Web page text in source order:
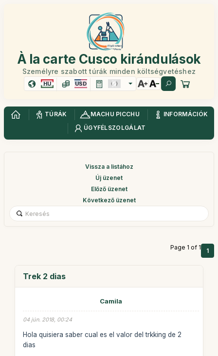
À la carte Cusco kirándulások
Személyre szabott túrák minden költségvetéshez
HU USD
TÚRÁK MACHU PICCHU
INFORMÁCIÓK
ÜGYFÉLSZOLGÁLAT
Vissza a listához
Új üzenet
Előző üzenet
Következő üzenet
Page 1 of 1 1
Trek 2 dias
Camila
04 jún. 2018, 00:24
Hola quisiera saber cual es el valor del trkking de 2
dias